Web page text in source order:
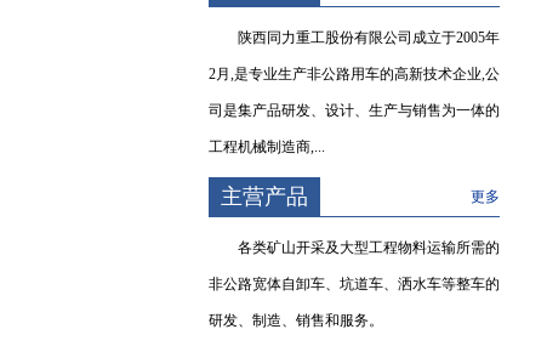
陕西同力重工股份有限公司成立于2005年
2月,是专业生产非公路用车的高新技术企业,公
司是集产品研发、设计、生产与销售为一体的
工程机械制造商,...
主营产品 更多
各类矿山开采及大型工程物料运输所需的
非公路宽体自卸车、坑道车、洒水车等整车的
研发、制造、销售和服务。